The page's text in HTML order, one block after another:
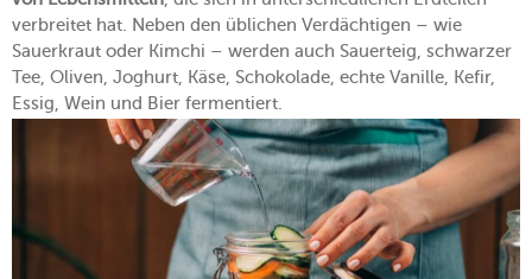
verbreitet hat. Neben den üblichen Verdächtigen – wie
Sauerkraut oder Kimchi – werden auch Sauerteig, schwarzer
Tee, Oliven, Joghurt, Käse, Schokolade, echte Vanille, Kefir,
Essig, Wein und Bier fermentiert.